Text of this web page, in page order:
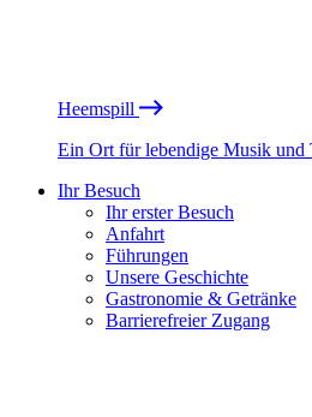
Heemspill
Ein Ort für lebendige Musik und
Ihr Besuch
Ihr erster Besuch
Anfahrt
Führungen
Unsere Geschichte
Gastronomie & Getränke
Barrierefreier Zugang